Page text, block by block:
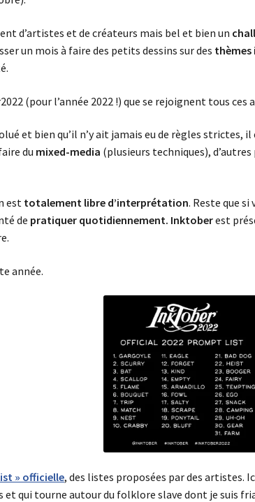
d’artistes et de créateurs mais bel et bien un
un mois à faire des petits dessins sur des thèmes
(pour l’année 2022 !) que se rejoignent tous ces
et bien qu’il n’y ait jamais eu de règles
du mixed-media (plusieurs techniques),
est totalement libre d’interprétation. Reste que si
de pratiquer quotidiennement. Inktoberest
année.
» officielle, des listes proposées par des artistes.
qui tourne autour du folklore slave dont je suis